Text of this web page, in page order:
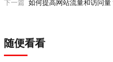
下一篇 如何提高网站流量和访问量
随便看看